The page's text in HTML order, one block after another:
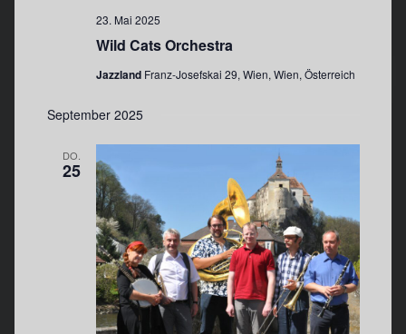
Wild Cats Orchestra
23. Mai 2025
Jazzland Franz-Josefskai 29, Wien, Wien, Österreich
September 2025
DO.
25